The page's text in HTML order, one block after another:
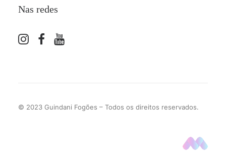
Nas redes
© 2023 Guindani Fogões – Todos os direitos reservados.